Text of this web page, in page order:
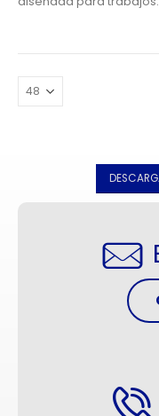
de la electricidad. Posee
alcance máximo de